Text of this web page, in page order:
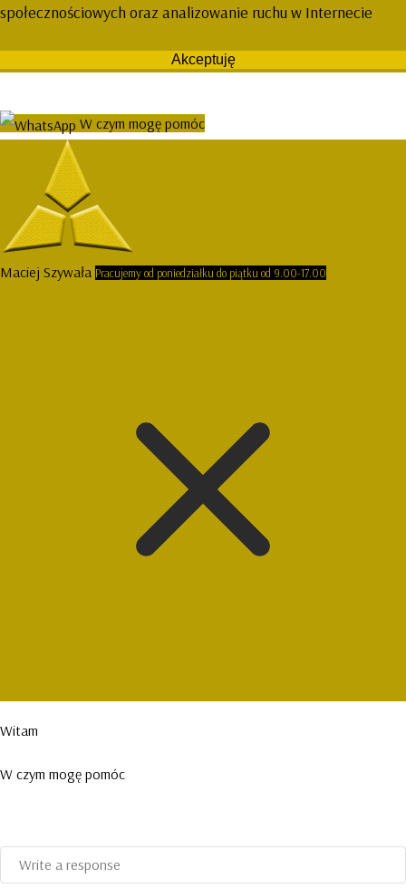
społecznościowych oraz analizowanie ruchu w Internecie
Akceptuję
W czym mogę pomóc
Maciej Szywała Pracujemy od poniedziałku do piątku od 9.00-17.00
Witam
W czym mogę pomóc